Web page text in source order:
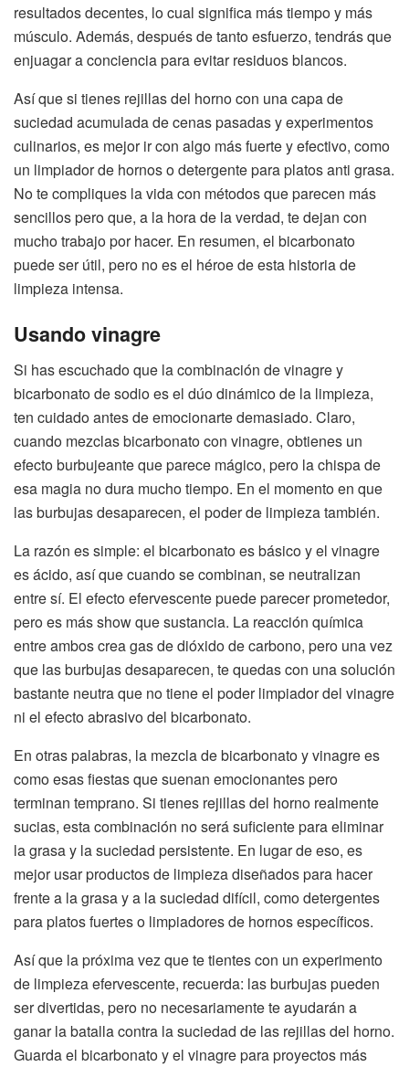
resultados decentes, lo cual significa más tiempo y más
músculo. Además, después de tanto esfuerzo, tendrás que
enjuagar a conciencia para evitar residuos blancos.
Así que si tienes rejillas del horno con una capa de
suciedad acumulada de cenas pasadas y experimentos
culinarios, es mejor ir con algo más fuerte y efectivo, como
un limpiador de hornos o detergente para platos anti grasa.
No te compliques la vida con métodos que parecen más
sencillos pero que, a la hora de la verdad, te dejan con
mucho trabajo por hacer. En resumen, el bicarbonato
puede ser útil, pero no es el héroe de esta historia de
limpieza intensa.
Usando vinagre
Si has escuchado que la combinación de vinagre y
bicarbonato de sodio es el dúo dinámico de la limpieza,
ten cuidado antes de emocionarte demasiado. Claro,
cuando mezclas bicarbonato con vinagre, obtienes un
efecto burbujeante que parece mágico, pero la chispa de
esa magia no dura mucho tiempo. En el momento en que
las burbujas desaparecen, el poder de limpieza también.
La razón es simple: el bicarbonato es básico y el vinagre
es ácido, así que cuando se combinan, se neutralizan
entre sí. El efecto efervescente puede parecer prometedor,
pero es más show que sustancia. La reacción química
entre ambos crea gas de dióxido de carbono, pero una vez
que las burbujas desaparecen, te quedas con una solución
bastante neutra que no tiene el poder limpiador del vinagre
ni el efecto abrasivo del bicarbonato.
En otras palabras, la mezcla de bicarbonato y vinagre es
como esas fiestas que suenan emocionantes pero
terminan temprano. Si tienes rejillas del horno realmente
sucias, esta combinación no será suficiente para eliminar
la grasa y la suciedad persistente. En lugar de eso, es
mejor usar productos de limpieza diseñados para hacer
frente a la grasa y a la suciedad difícil, como detergentes
para platos fuertes o limpiadores de hornos específicos.
Así que la próxima vez que te tientes con un experimento
de limpieza efervescente, recuerda: las burbujas pueden
ser divertidas, pero no necesariamente te ayudarán a
ganar la batalla contra la suciedad de las rejillas del horno.
Guarda el bicarbonato y el vinagre para proyectos más